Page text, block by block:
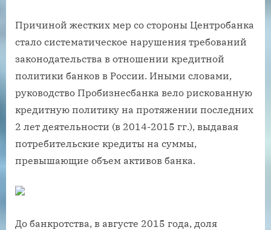
Причиной жестких мер со стороны Центробанка
стало систематическое нарушения требований
законодательства в отношении кредитной
политики банков в России. Иными словами,
руководство Пробизнесбанка вело рискованную
кредитную политику на протяжении последних
2 лет деятельности (в 2014-2015 гг.), выдавая
потребительские кредиты на суммы,
превышающие объем активов банка.
До банкротства, в августе 2015 года, доля